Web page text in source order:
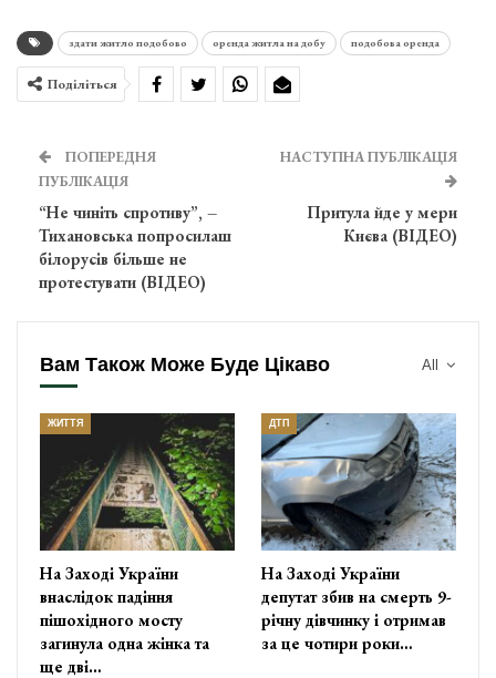
здати житло подобово оренда житла на добу подобова оренда
Поділіться
ПОПЕРЕДНЯ
ПУБЛІКАЦІЯ
“Не чиніть спротиву”, –
Тихановська попросилаш
білорусів більше не
протестувати (ВІДЕО)
НАСТУПНА ПУБЛІКАЦІЯ
Притула йде у мери
Києва (ВІДЕО)
All
Вам Також Може Буде Цікаво
ЖИТТЯ
На Заході України
внаслідок падіння
пішохідного мосту
загинула одна жінка та
ще дві…
ДТП
На Заході України
депутат збив на смерть 9-
річну дівчинку і отримав
за це чотири роки…